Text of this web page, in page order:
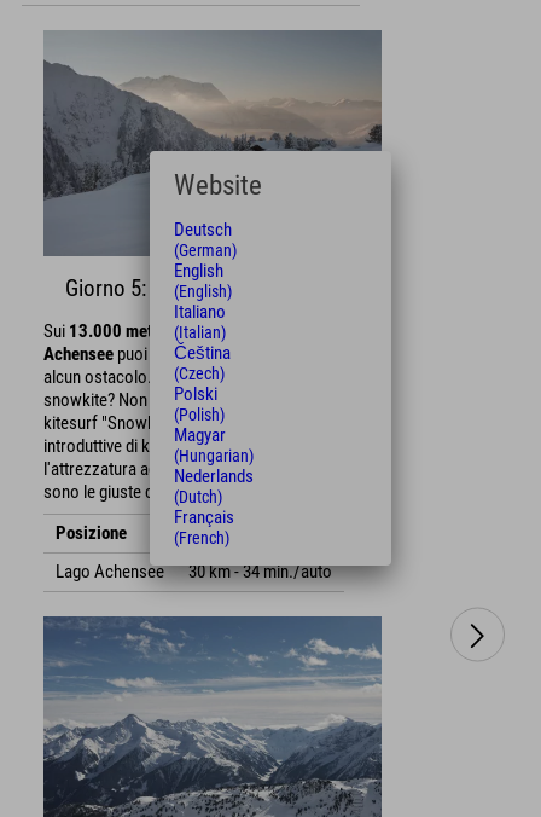
Giorno 5: Snowkite
Sui 13.000 metri quadrati
Achensee puoi sfrecciare sulla neve senza
alcun ostacolo. Sei un principiante nello
snowkite? Non preoccuparti, perché la scuola di
kitesurf "Snowkite Achensee" ti offre lezioni
introduttive di kitesurf e ti mette a disposizione
l'attrezzatura adatta. Ora tutto ciò che ci serve
sono le giuste condizioni del vento ;)
Posizione
Distanza
Lago Achensee
30 km - 34 min./auto
Website
Deutsch
(German)
English
(English)
Italiano
(Italian)
Čeština
(Czech)
Polski
(Polish)
Magyar
(Hungarian)
Nederlands
(Dutch)
Français
(French)